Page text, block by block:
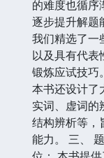
的难度也循序
逐步提升解题
我们精选了一
以及具有代表
锻炼应试技巧
本书还设计了
实词、虚词的
结构辨析等，
能力。 三、